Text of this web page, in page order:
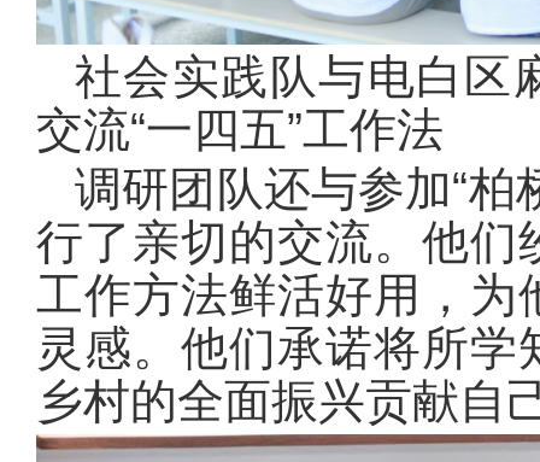
社会实践队与电白区
交流“一四五”工作法
调研团队还与参加“柏
行了亲切的交流。他们
工作方法鲜活好用，
灵感。他们承诺将所
乡村的全面振兴贡献自